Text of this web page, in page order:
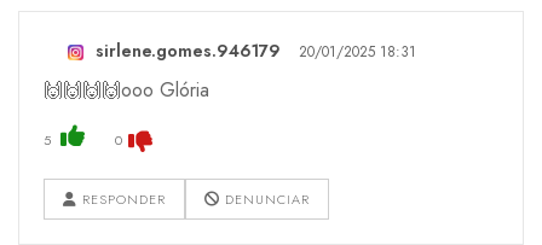
sirlene.gomes.946179 20/01/2025 18:31
🙌🙌🙌🙌ooo Glória
5 0
RESPONDER DENUNCIAR